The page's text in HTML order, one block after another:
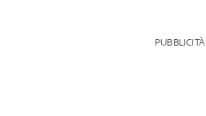
PUBBLICITÀ